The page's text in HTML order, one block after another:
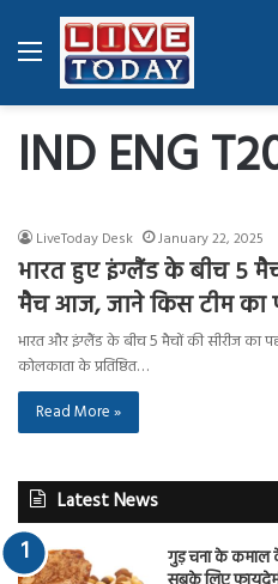
Menu
IND ENG
LiveToday Desk January 22, 2025
भारत हुए इंग्लैंड के बीच 5
मैच आज, जाने किस टीम का
भारत और इंग्लैंड के बीच 5 मैचों की सीरीज का
कोलकाता के प्रतिष्ठित…
Read More »
Latest News
गुड़ चना के कमाल